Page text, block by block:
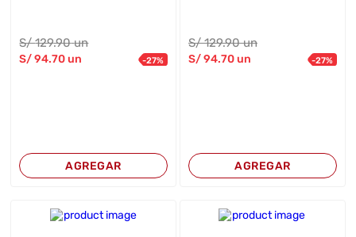
S/129.90 un
S/94.70 un -27%
AGREGAR
S/129.90 un
S/94.70un -27%
AGREGAR